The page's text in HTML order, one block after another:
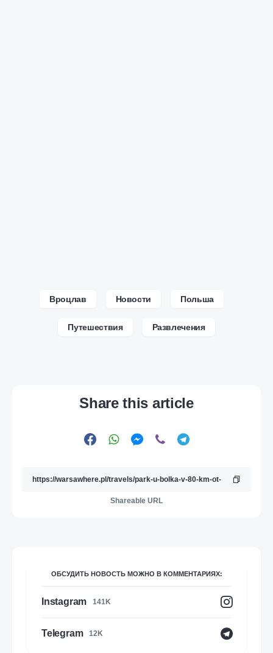
Вроцлав Новости Польша
Путешествия Развлечения
Share this article
Shareable URL
ОБСУДИТЬ НОВОСТЬ МОЖНО В КОММЕНТАРИЯХ:
Instagram 141K
Telegram 12K